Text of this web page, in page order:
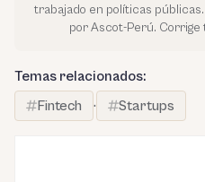
trabajado en políticas
por Ascot-Perú. Corrige
Temas relacionados:
Fintech
· Startups